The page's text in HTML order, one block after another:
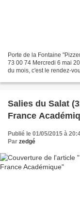
Porte de la Fontaine
73 00 74 Mercredi 6 mai
du mois, c'est le rendez-
Salies du Salat
France
Publié le 01/05/2015 à
Par zedgé